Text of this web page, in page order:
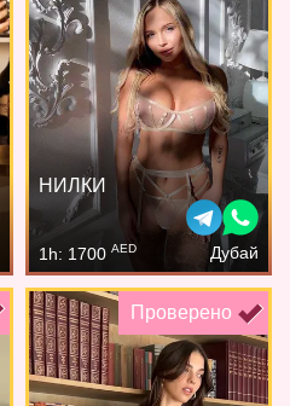
НИЛКИ
1h: 1700 AED Дубай
Проверено